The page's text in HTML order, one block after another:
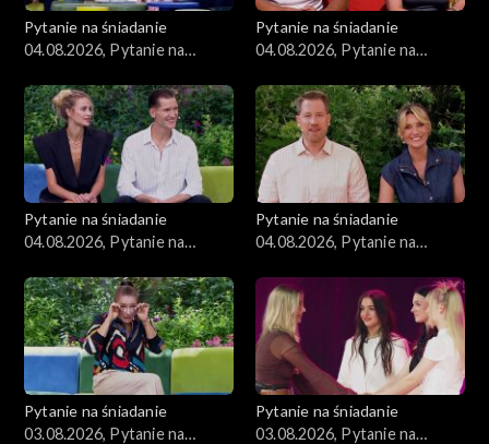
Pytanie na śniadanie
04.08.2026, Pytanie na
Pytanie na śniadanie
04.08.2026, Pytanie na
Pytanie na śniadanie
04.08.2026, Pytanie na
Pytanie na śniadanie
04.08.2026, Pytanie na
Pytanie na śniadanie
03.08.2026, Pytanie na
Pytanie na śniadanie
03.08.2026, Pytanie na